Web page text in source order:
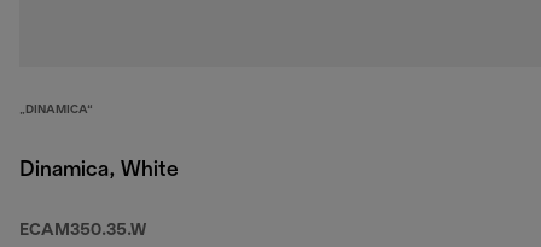
„DINAMICA“
Dinamica, White
ECAM350.35.W